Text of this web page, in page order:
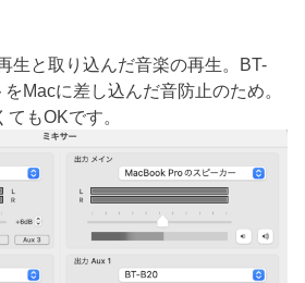
生と取り込んだ音楽の再生。BT-
Macに差し込んだ音防止のため。
もOKです。